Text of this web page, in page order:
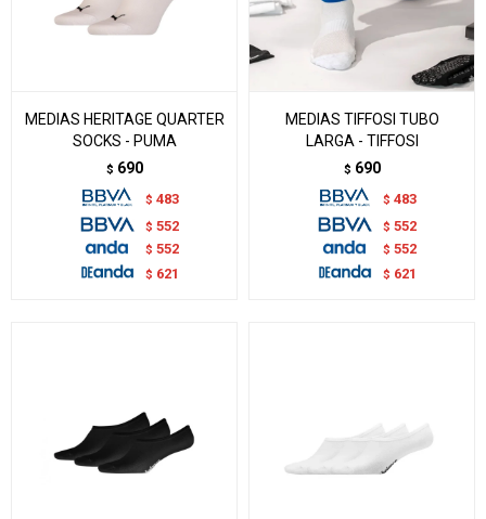
MEDIAS HERITAGE QUARTER
SOCKS - PUMA
$ 690
$ 483
$ 552
$ 552
$ 621
MEDIAS TIFFOSI TUBO
LARGA - TIFFOSI
$ 690
$ 483
$ 552
$ 552
$ 621